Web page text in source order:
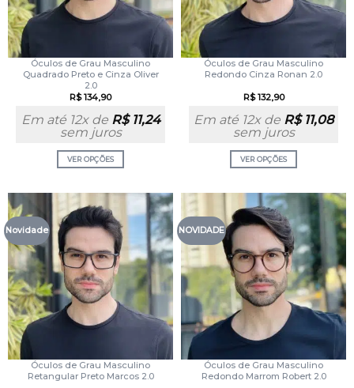
Óculos de Grau Masculino
Quadrado Preto e Cinza Oliver
2.0
R$134,90
Em até 12x de R$11,24
sem juros
VER OPÇÕES
Óculos de Grau Masculino
Redondo Cinza Ronan 2.0
R$132,90
Em até 12x de R$11,08
sem juros
VER OPÇÕES
Novidade
Óculos de Grau Masculino
Retangular Preto Marcos 2.0
NOVIDADE
Óculos de Grau Masculino
Redondo Marrom Robert 2.0